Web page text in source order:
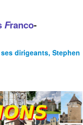
Franco-
dirigeants, Stephen